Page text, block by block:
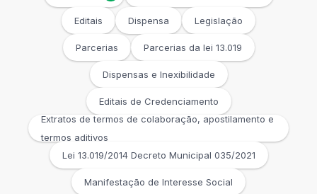
Editais Dispensa Legislação
Parcerias Parcerias da lei 13.019
Dispensas e Inexibilidade
Editais de Credenciamento
Extratos de termos de colaboração, apostilamento e
termos aditivos
Lei 13.019/2014 Decreto Municipal 035/2021
Manifestação de Interesse Social